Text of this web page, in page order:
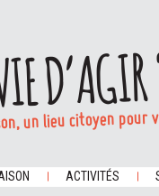
un lieu citoyen
ACTIVITÉS